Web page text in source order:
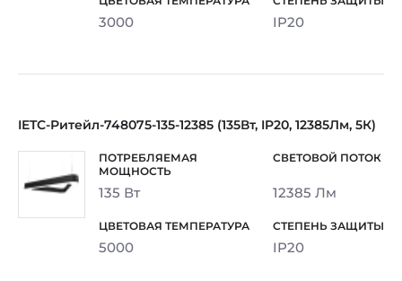
3000 IP20
IETC-Ритейл-748075-135-12385 (135Вт, IP20, 12385Лм, 5К)
135 Вт 12385 Лм
5000 IP20